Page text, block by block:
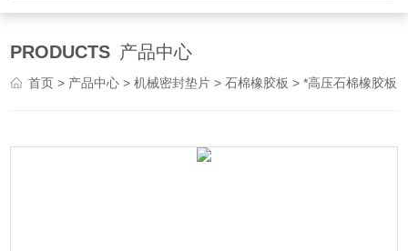
PRODUCTS 产品中心
首页 > 产品中心 >机械密封垫片 >石棉橡胶板 > *高压石棉橡胶板耐高温耐油